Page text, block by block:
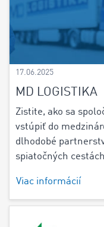
17.06.2025
MD LOGISTIKA
Zistite, ako sa
vstúpiť do
dlhodobé
spiatočných
Viac informácií